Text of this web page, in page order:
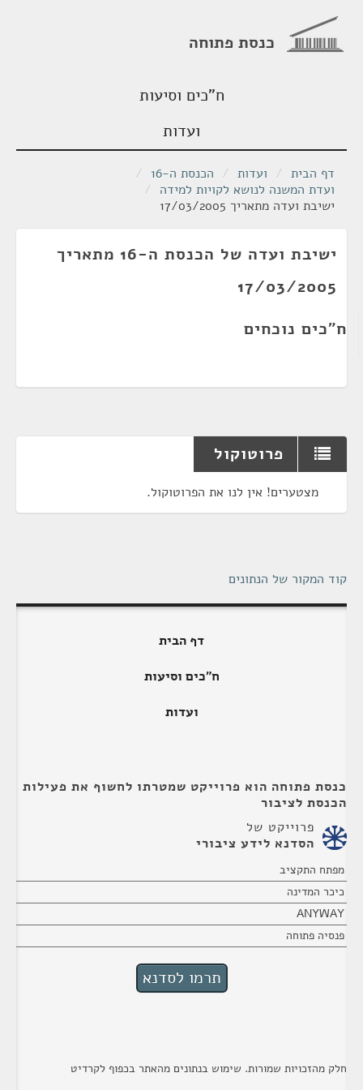
כנסת פתוחה
ח"כים וסיעות
ועדות
דף הבית / ועדות / הכנסת ה-16
/
ועדת המשנה לנושא לקויות למידה /
ישיבת ועדה מתאריך 17/03/2005
ישיבת ועדה של הכנסת ה-16 מתאריך
17/03/2005
ח"כים נוכחים
פרוטוקול
מצטערים! אין לנו את הפרוטוקול.
קוד המקור של הנתונים
דף הבית
ח"כים וסיעות
ועדות
כנסת פתוחה הוא פרוייקט שמטרתו לחשוף את פעילות
הכנסת לציבור
פרוייקט של
הסדנא לידע ציבורי
מפתח התקציב
כיכר המדינה
ANYWAY
פנסיה פתוחה
חלק מהזכויות שמורות. שימוש בנתונים מהאתר בכפוף לקרדיט